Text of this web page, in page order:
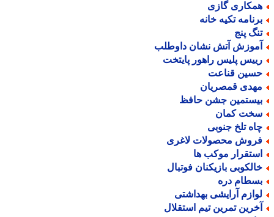
گازی
تکیه خانه
پنج
آتش نشان داوطلب
پلیس راهور پایتخت
قناعت
قمصریان
جشن حافظ
کمان
تلخ جنوبی
محصولات لاغری
موکب ها
بازیکنان فوتبال
دره
آرایشی بهداشتی
تمرین تیم استقلال